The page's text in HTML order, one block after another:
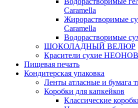
Caramella
Жирорастворимые
Caramella
Водорастворимые
ШОКОЛАДНЫЙ ВЕЛЮР
Красители сухие
Пищевая печать
Кондитерская упаковка
Ленты атласные и бумага
Коробки для капкейков
Классические